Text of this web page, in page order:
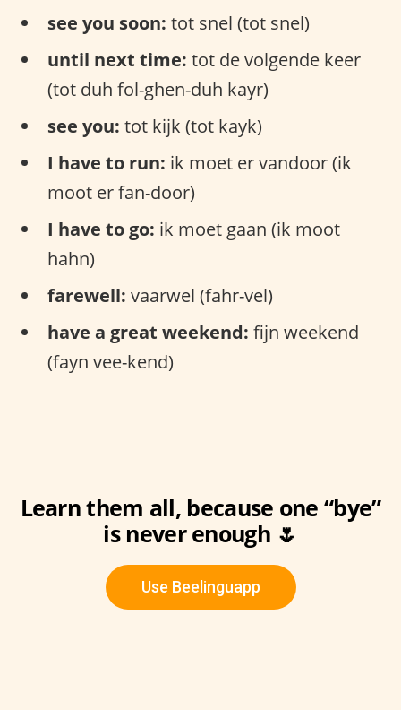
see you soon: tot snel (tot snel)
until next time: tot de volgende keer
(tot duh fol-ghen-duh kayr)
see you: tot kijk (tot kayk)
I have to run: ik moet er vandoor (ik
moot er fan-door)
I have to go: ik moet gaan (ik moot
hahn)
farewell: vaarwel (fahr-vel)
have a great weekend: fijn weekend
(fayn vee-kend)
Learn them all, because one “bye”
is never enough 🌷
Use Beelinguapp